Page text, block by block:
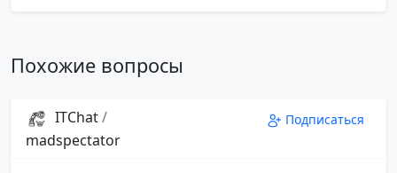
Похожие вопросы
ITChat/
madspectator
Подписаться